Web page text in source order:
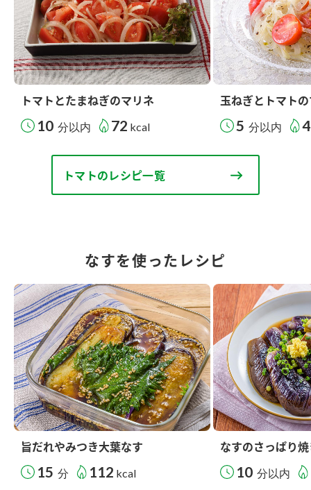
トマトとたまねぎのマリネ
10 分以内 72 kcal
玉ねぎとトマト
5 分以内
トマトのレシピ一覧
なすを使ったレシピ
旨だれやみつき大葉なす
15 分 112 kcal
なすのさっぱり
10 分以内